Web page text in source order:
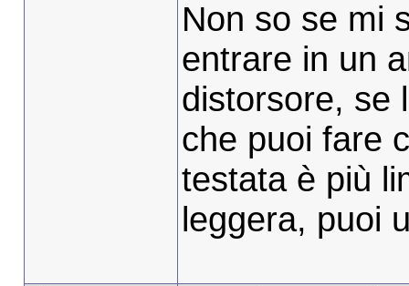
Non so se mi
entrare in un
distorsore, se
che puoi fare
testata è più
leggera, puoi